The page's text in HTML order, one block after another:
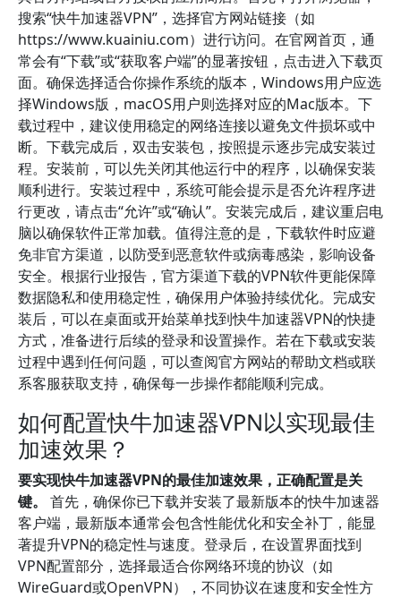
搜索“快牛加速器VPN”，选择官方网站链接（如
https://www.kuainiu.com）进行访问。在官网首页，通
常会有“下载”或“获取客户端”的显著按钮，点击进入下载页
面。确保选择适合你操作系统的版本，Windows用户应选
择Windows版，macOS用户则选择对应的Mac版本。下
载过程中，建议使用稳定的网络连接以避免文件损坏或中
断。下载完成后，双击安装包，按照提示逐步完成安装过
程。安装前，可以先关闭其他运行中的程序，以确保安装
顺利进行。安装过程中，系统可能会提示是否允许程序进
行更改，请点击“允许”或“确认”。安装完成后，建议重启电
脑以确保软件正常加载。值得注意的是，下载软件时应避
免非官方渠道，以防受到恶意软件或病毒感染，影响设备
安全。根据行业报告，官方渠道下载的VPN软件更能保障
数据隐私和使用稳定性，确保用户体验持续优化。完成安
装后，可以在桌面或开始菜单找到快牛加速器VPN的快捷
方式，准备进行后续的登录和设置操作。若在下载或安装
过程中遇到任何问题，可以查阅官方网站的帮助文档或联
系客服获取支持，确保每一步操作都能顺利完成。
如何配置快牛加速器VPN以实现最佳
加速效果？
要实现快牛加速器VPN的最佳加速效果，正确配置是关
键。
首先，确保你已下载并安装了最新版本的快牛加速器
客户端，最新版本通常会包含性能优化和安全补丁，能显
著提升VPN的稳定性与速度。登录后，在设置界面找到
VPN配置部分，选择最适合你网络环境的协议（如
WireGuard或OpenVPN），不同协议在速度和安全性方